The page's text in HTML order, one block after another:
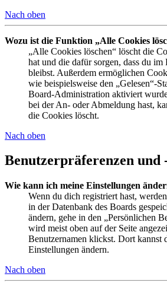
Nach oben
Wozu ist die Funktion „Alle Cookies
„Alle Cookies löschen“ löscht die
hat und die dafür sorgen, dass du im
bleibst. Außerdem ermöglichen
wie beispielsweise den „Gelesen“-
Board-Administration aktiviert
bei der An- oder Abmeldung hast,
die Cookies löscht.
Nach oben
Benutzerpräferenzen und
Wie kann ich meine Einstellungen
Wenn du dich registriert hast,
in der Datenbank des Boards
ändern, gehe in den „Persönlichen
wird meist oben auf der Seite
Benutzernamen klickst. Dort kannst
Einstellungen ändern.
Nach oben